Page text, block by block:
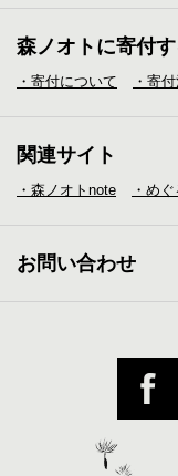
森ノオトに寄付
・寄付について ・寄
関連サイト
・森ノオトnote ・め
お問い合わせ